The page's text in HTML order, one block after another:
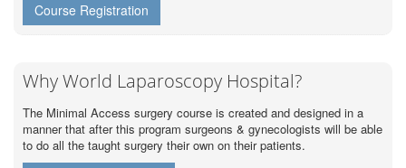
Course Registration
Why World Laparoscopy Hospital?
The Minimal Access surgery course is created and designed in a
manner that after this program surgeons & gynecologists will be able
to do all the taught surgery their own on their patients.